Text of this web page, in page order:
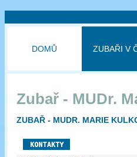
DOMŮ ZUBAŘI V
Zubař - MUDr.
ZUBAŘ - MUDR. MARIE